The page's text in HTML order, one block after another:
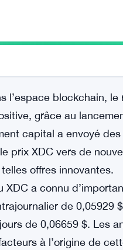
l’espace blockchain, le
grâce au
capital a envoyé
prix XDC vers de
offres innovantes.
a connu
de 0,05929
de 0,06659 $. Les
à l’origine de